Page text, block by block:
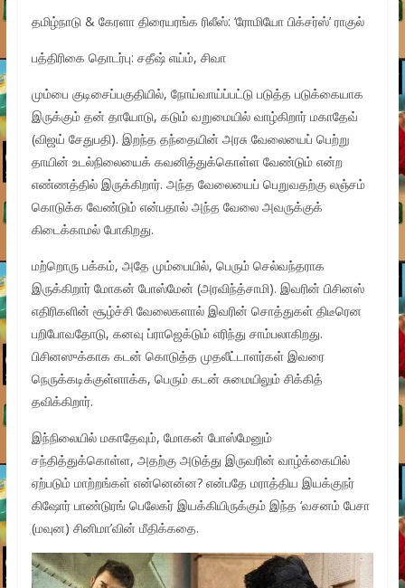
தமிழ்நாடு & கேரளா திரையரங்க ரிலீஸ்: ‘ரோமியோ பிக்சர்ஸ்’ ராகுல்
பத்திரிகை தொடர்பு: சதீஷ் எய்ம், சிவா
மும்பை குடிசைப்பகுதியில், நோய்வாய்ப்பட்டு படுத்த படுக்கையாக
இருக்கும் தன் தாயோடு, கடும் வறுமையில் வாழ்கிறார் மகாதேவ்
(விஜய் சேதுபதி). இறந்த தந்தையின் அரசு வேலையைப் பெற்று
தாயின் உடல்நிலையைக் கவனித்துக்கொள்ள வேண்டும் என்ற
எண்ணத்தில் இருக்கிறார். அந்த வேலையைப் பெறுவதற்கு லஞ்சம்
கொடுக்க வேண்டும் என்பதால் அந்த வேலை அவருக்குக்
கிடைக்காமல் போகிறது.
மற்றொரு பக்கம், அதே மும்பையில், பெரும் செல்வந்தராக
இருக்கிறார் மோகன் போஸ்மேன் (அரவிந்த்சாமி). இவரின் பிசினஸ்
எதிரிகளின் சூழ்ச்சி வேலைகளால் இவரின் சொத்துகள் திடீரென
பறிபோவதோடு, கனவு ப்ராஜெக்டும் எரிந்து சாம்பலாகிறது.
பிசினஸுக்காக கடன் கொடுத்த முதலீட்டாளர்கள் இவரை
நெருக்கடிக்குள்ளாக்க, பெரும் கடன் சுமையிலும் சிக்கித்
தவிக்கிறார்.
இந்நிலையில் மகாதேவும், மோகன் போஸ்மேனும்
சந்தித்துக்கொள்ள, அதற்கு அடுத்து இருவரின் வாழ்க்கையில்
ஏற்படும் மாற்றங்கள் என்னென்ன? என்பதே மராத்திய இயக்குநர்
கிஷோர் பாண்டுரங் பெலேகர் இயக்கியிருக்கும் இந்த ‘வசனம் பேசா
(மவுன) சினிமா’வின் மீதிக்கதை.